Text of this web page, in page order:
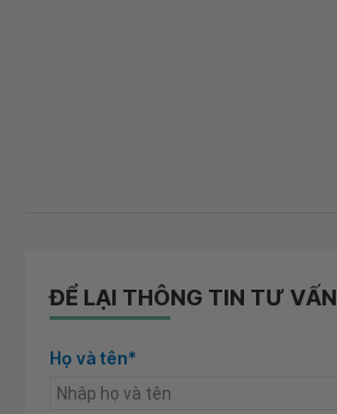
ĐỂ LẠI THÔNG TIN TƯ VẤN
Họ và tên*